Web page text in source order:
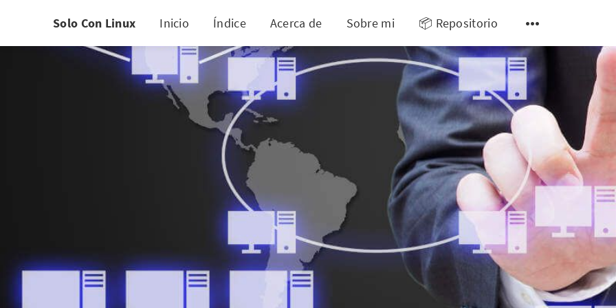
Solo Con Linux Inicio Índice Acerca de Sobre mi 📦 Repositorio